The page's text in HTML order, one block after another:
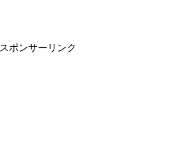
スポンサーリンク